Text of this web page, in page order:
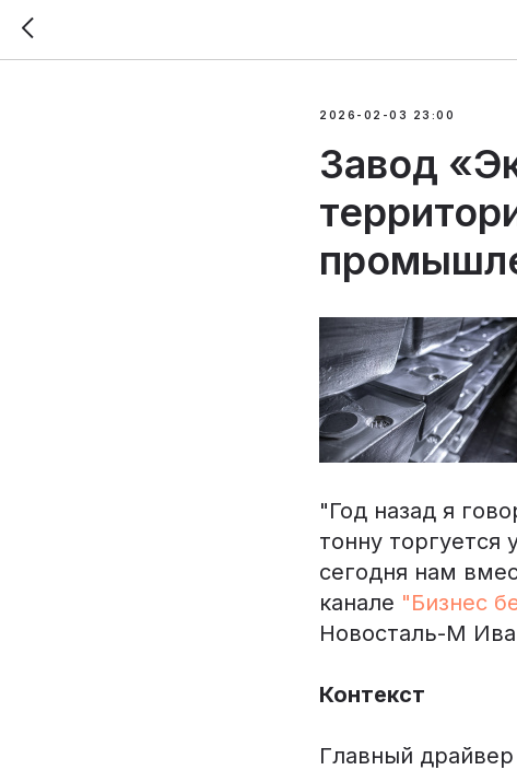
2026-02-03 23:00
Завод
"Год назад я
тонну
сегодня нам
канале "Бизнес
Новосталь-М
Контекст
Главный